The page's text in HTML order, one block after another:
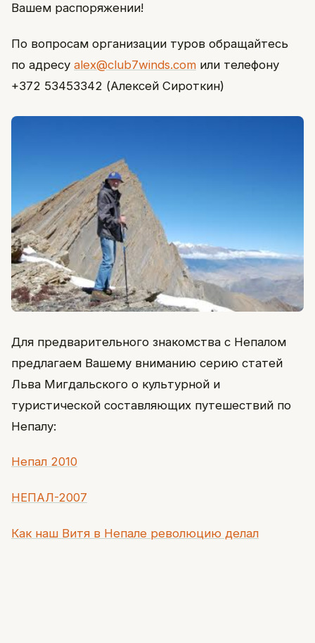
Вашем распоряжении!
По вопросам организации туров обращайтесь
по адресу alex@club7winds.com или телефону
+372 53453342 (Алексей Сироткин)
Для предварительного знакомства с Непалом
предлагаем Вашему вниманию серию статей
Льва Мигдальского о культурной и
туристической составляющих путешествий по
Непалу:
Непал 2010
НЕПАЛ-2007
Как наш Витя в Непале революцию делал